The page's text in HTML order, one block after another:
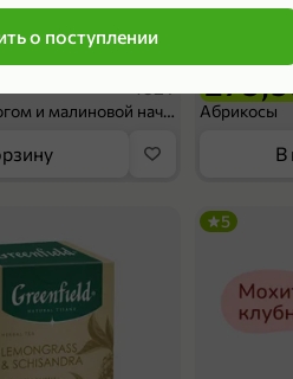
о поступлении
Шосон с творогом и малиновой начинкой, 102 г Абрикосы
В
5